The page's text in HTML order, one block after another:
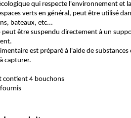
qui respecte l'environnement et
verts en général, peut être utilisé
bateaux, etc...
peut être suspendu directement à un
est préparé à l'aide de
capturer.
contient 4 bouchons